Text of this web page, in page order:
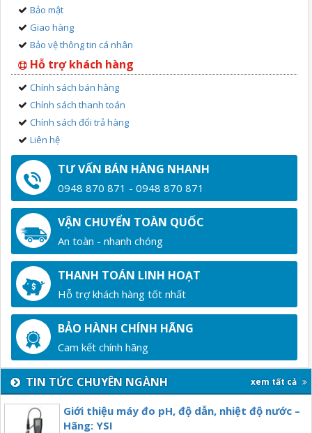
Bảo mật
Giao hàng
Bảo vệ thông tin cá nhân
Hỗ trợ khách hàng
Chính sách bán hàng
Chính sách thanh toán
Chính sách đổi trả hàng
Liên hệ
TƯ VẤN BÁN HÀNG NHANH
0948 870 871 - 0948 870 871
VẬN CHUYỂN TOÀN QUỐC
An toàn - nhanh chóng
THANH TOÁN LINH HOẠT
Hỗ trợ khách hàng tốt nhất
BẢO HÀNH CHÍNH HÃNG
Cam kết chính hãng
TIN TỨC CHUYÊN NGÀNH xem tất cả
Giới thiệu máy đo pH, độ dẫn, nhiệt độ nước –
Hãng: YSI